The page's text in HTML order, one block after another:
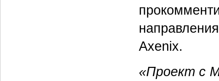
Axenix.
«Проект с